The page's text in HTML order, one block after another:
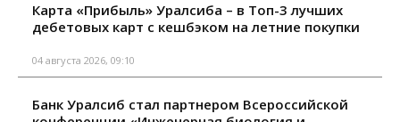
Карта «Прибыль» Уралсиба – в Топ-3 лучших
дебетовых карт с кешбэком на летние покупки
04 августа 2026, 09:10
Банк Уралсиб стал партнером Всероссийской